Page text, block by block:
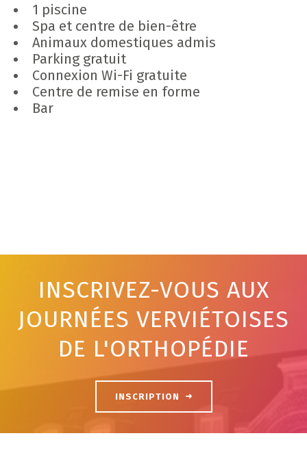
1 piscine
Spa et centre de bien-être
Animaux domestiques admis
Parking gratuit
Connexion Wi-Fi gratuite
Centre de remise en forme
Bar
INSCRIVEZ-VOUS AUX
JOURNÉES VERVIÉTOISES
DE L'ORTHOPÉDIE
INSCRIPTION